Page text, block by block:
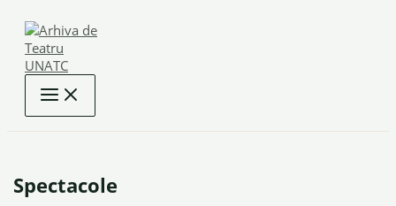
content
Spectacole